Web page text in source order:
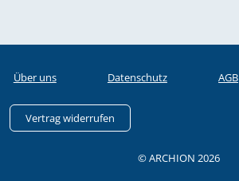
Über uns Datenschutz AGB
Vertrag widerrufen
© ARCHION 2026